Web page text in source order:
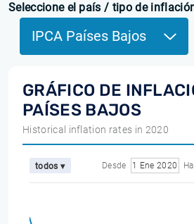
Seleccione el país / tipo de
IPCA Países Bajos
GRÁFICO DE
PAÍSES BAJOS
Historical inflation rates in 2020
todos ▾ Desde 1 Ene 2020